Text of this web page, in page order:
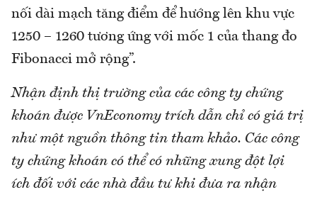
nối dài mạch tăng điểm để hướng lên khu vực
1250 – 1260 tương ứng với mốc 1 của thang đo
Fibonacci mở rộng”.
Nhận định thị trường của các công ty chứng
khoán được VnEconomy trích dẫn chỉ có giá trị
như một nguồn thông tin tham khảo. Các công
ty chứng khoán có thể có những xung đột lợi
ích đối với các nhà đầu tư khi đưa ra nhận